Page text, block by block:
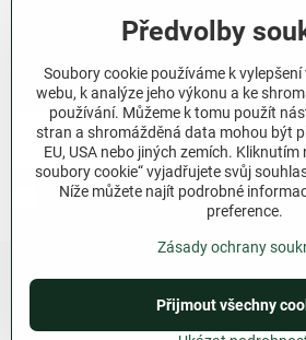
Newsletter
Odebírat naše
Chci se přihlásit k odběru novinek e-
©2026CopyrightPředvolby soukromí
Předvolby
Soubory cookie používáme k
webu, k analýze jeho výkonu a ke
používání. Můžeme k tomu použít
stran a shromážděná data mohou být
EU, USA nebo jiných zemích.
soubory cookie“ vyjadřujete svůj
Níže můžete najít podrobné
preference.
Zásady ochrany
Přijmout všechny